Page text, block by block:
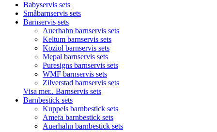
Babyservis sets
Småbarnservis sets
Barnservis sets
Auerhahn barnservis sets
Keltum barnservis sets
Koziol barnservis sets
Mepal barnservis sets
Puresigns barnservis sets
WMF barnservis sets
Zilverstad barnservis sets
Visa mer.. Barnservis sets
Barnbestick sets
Kuppels barnbestick sets
Amefa barnbestick sets
Auerhahn barnbestick sets